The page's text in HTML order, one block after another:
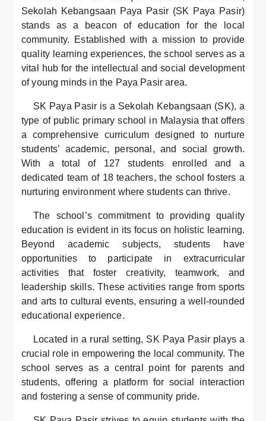
Sekolah Kebangsaan Paya Pasir (SK Paya Pasir)
stands as a beacon of education for the local
community. Established with a mission to provide
quality learning experiences, the school serves as a
vital hub for the intellectual and social development
of young minds in the Paya Pasir area.
SK Paya Pasir is a Sekolah Kebangsaan (SK), a
type of public primary school in Malaysia that offers
a comprehensive curriculum designed to nurture
students’ academic, personal, and social growth.
With a total of 127 students enrolled and a
dedicated team of 18 teachers, the school fosters a
nurturing environment where students can thrive.
The school’s commitment to providing quality
education is evident in its focus on holistic learning.
Beyond academic subjects, students have
opportunities to participate in extracurricular
activities that foster creativity, teamwork, and
leadership skills. These activities range from sports
and arts to cultural events, ensuring a well-rounded
educational experience.
Located in a rural setting, SK Paya Pasir plays a
crucial role in empowering the local community. The
school serves as a central point for parents and
students, offering a platform for social interaction
and fostering a sense of community pride.